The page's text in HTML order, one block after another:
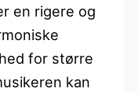
en rigere og
for større
kan